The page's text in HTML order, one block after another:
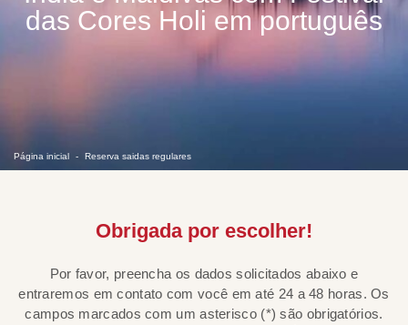
das Cores Holi em português
Página inicial Reserva saidas regulares
Obrigada por escolher!
Por favor, preencha os dados solicitados abaixo e
entraremos em contato com você em até 24 a 48 horas. Os
campos marcados com um asterisco (*) são obrigatórios.